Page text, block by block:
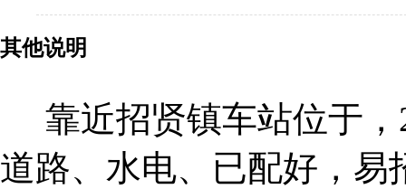
其他说明
靠近招贤镇车站位于
道路、水电、已配好，易